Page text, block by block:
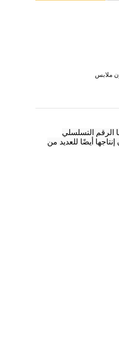
ملابس
، رقم المنتج 7628 هو أيضًا الرقم التسلسلي
أيضًا للعديد من